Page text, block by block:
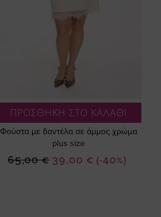
ΠΡΟΣΘΗΚΗ ΣΤΟ ΚΑΛΑΘΙ
Φούστα με δαντέλα σε άμμος χρώμα
plus size
(-40%)
Ειδική
39,00 €
65,00 €